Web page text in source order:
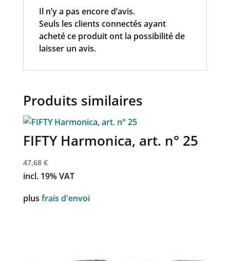
Il n’y a pas encore d’avis.
Seuls les clients connectés ayant
acheté ce produit ont la possibilité de
laisser un avis.
Produits similaires
FIFTY Harmonica, art. n° 25
47,68 €
incl. 19% VAT
plus frais d'envoi